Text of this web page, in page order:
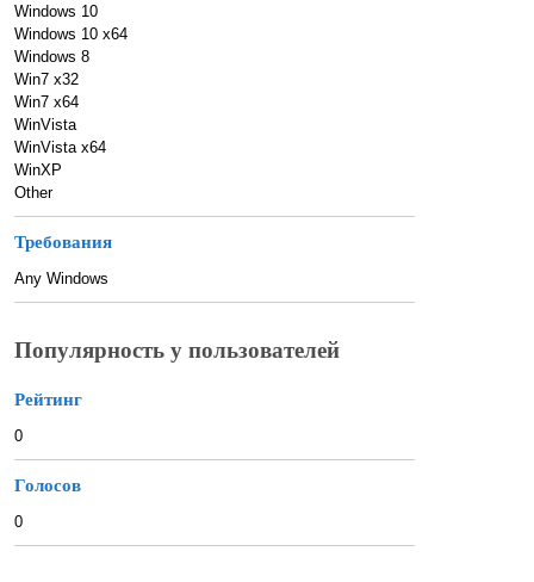
Windows 10
Windows 10 x64
Windows 8
Win7 x32
Win7 x64
WinVista
WinVista x64
WinXP
Other
Требования
Any Windows
Популярность у пользователей
Рейтинг
0
Голосов
0